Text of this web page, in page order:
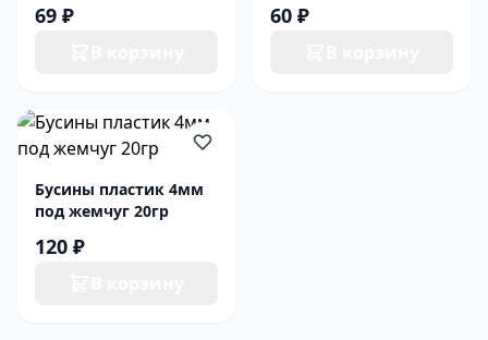
69 ₽ 60 ₽
Бусины пластик 4мм
под жемчуг 20гр
120 ₽